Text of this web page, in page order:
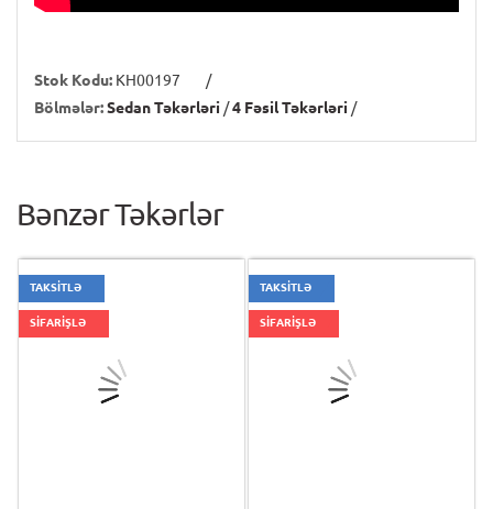
Stok Kodu: KH00197
/
Bölmələr:Sedan Təkərləri /4 Fəsil Təkərləri /
Bənzər Təkərlər
TAKSİTLƏ
SİFARİŞLƏ
TAKSİTLƏ
SİFARİŞLƏ